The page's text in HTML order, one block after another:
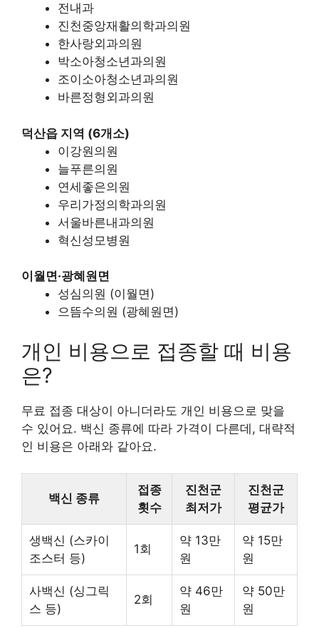
전내과
진천중앙재활의학과의원
한사랑외과의원
박소아청소년과의원
조이소아청소년과의원
바른정형외과의원
덕산읍 지역 (6개소)
이강원의원
늘푸른의원
연세좋은의원
우리가정의학과의원
서울바른내과의원
혁신성모병원
이월면·광혜원면
성심의원 (이월면)
으뜸수의원 (광혜원면)
개인 비용으로 접종할 때 비용
은?
무료 접종 대상이 아니더라도 개인 비용으로 맞을
수 있어요. 백신 종류에 따라 가격이 다른데, 대략적
인 비용은 아래와 같아요.
백신 종류
접종
횟수
진천군
최저가
진천군
평균가
생백신 (스카이
조스터 등)
1회
약 13만
원
약 15만
원
사백신 (싱그릭
스 등)
2회
약 46만
원
약 50만
원